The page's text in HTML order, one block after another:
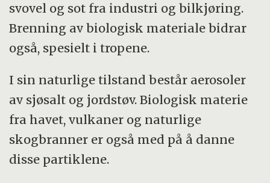
svovel og sot fra industri og bilkjøring.
Brenning av biologisk materiale bidrar
også, spesielt i tropene.
I sin naturlige tilstand består aerosoler
av sjøsalt og jordstøv. Biologisk materie
fra havet, vulkaner og naturlige
skogbranner er også med på å danne
disse partiklene.